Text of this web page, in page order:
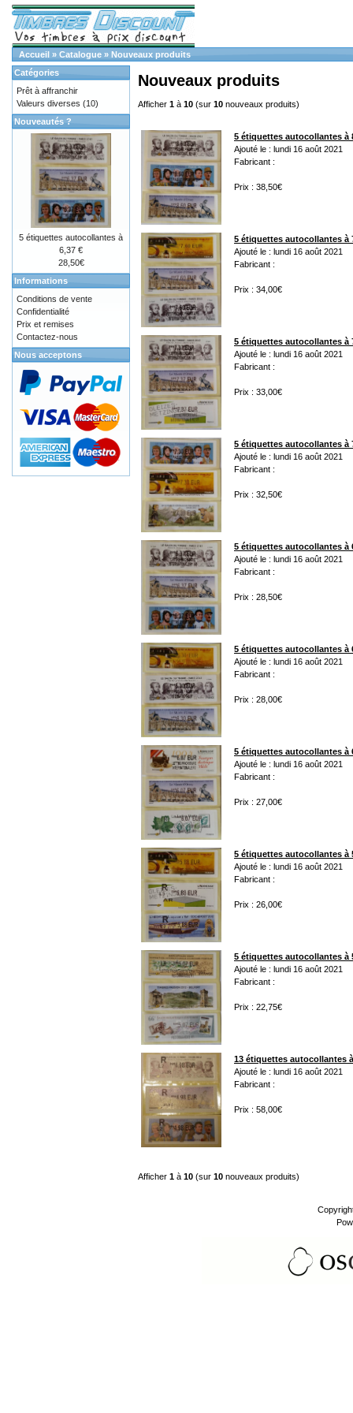
Accueil » Catalogue » Nouveaux produits
Nouveaux produits
Afficher 1 à 10 (sur 10 nouveaux produits)
5 étiquettes autocollantes à
Ajouté le : lundi 16 août 2021
Fabricant :
Prix : 38,50€
5 étiquettes autocollantes à
Ajouté le : lundi 16 août 2021
Fabricant :
Prix : 34,00€
5 étiquettes autocollantes à
Ajouté le : lundi 16 août 2021
Fabricant :
Prix : 33,00€
5 étiquettes autocollantes à
Ajouté le : lundi 16 août 2021
Fabricant :
Prix : 32,50€
5 étiquettes autocollantes à
Ajouté le : lundi 16 août 2021
Fabricant :
Prix : 28,50€
5 étiquettes autocollantes à
Ajouté le : lundi 16 août 2021
Fabricant :
Prix : 28,00€
5 étiquettes autocollantes à
Ajouté le : lundi 16 août 2021
Fabricant :
Prix : 27,00€
5 étiquettes autocollantes à
Ajouté le : lundi 16 août 2021
Fabricant :
Prix : 26,00€
5 étiquettes autocollantes à
Ajouté le : lundi 16 août 2021
Fabricant :
Prix : 22,75€
13 étiquettes autocollantes
Ajouté le : lundi 16 août 2021
Fabricant :
Prix : 58,00€
Afficher 1 à 10 (sur 10 nouveaux produits)
Catégories
Prêt à affranchir
Valeurs diverses (10)
Nouveautés ?
5 étiquettes autocollantes à
6,37 €
28,50€
Informations
Conditions de vente
Confidentialité
Prix et remises
Contactez-nous
Nous acceptons